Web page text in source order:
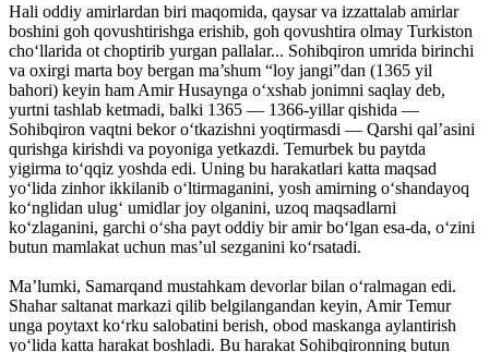
Hali oddiy amirlardan biri maqomida, qaysar va izzattalab amirlar
boshini goh qovushtirishga erishib, goh qovushtira olmay Turkiston
cho‘llarida ot choptirib yurgan pallalar... Sohibqiron umrida birinchi
va oxirgi marta boy bergan ma’shum “loy jangi”dan (1365 yil
bahori) keyin ham Amir Husaynga o‘xshab jonimni saqlay deb,
yurtni tashlab ketmadi, balki 1365 — 1366-yillar qishida —
Sohibqiron vaqtni bekor o‘tkazishni yoqtirmasdi — Qarshi qal’asini
qurishga kirishdi va poyoniga yetkazdi. Temurbek bu paytda
yigirma to‘qqiz yoshda edi. Uning bu harakatlari katta maqsad
yo‘lida zinhor ikkilanib o‘ltirmaganini, yosh amirning o‘shandayoq
ko‘nglidan ulug‘ umidlar joy olganini, uzoq maqsadlarni
ko‘zlaganini, garchi o‘sha payt oddiy bir amir bo‘lgan esa-da, o‘zini
butun mamlakat uchun mas’ul sezganini ko‘rsatadi.
Ma’lumki, Samarqand mustahkam devorlar bilan o‘ralmagan edi.
Shahar saltanat markazi qilib belgilangandan keyin, Amir Temur
unga poytaxt ko‘rku salobatini berish, obod maskanga aylantirish
yo‘lida katta harakat boshladi. Bu harakat Sohibqironning butun